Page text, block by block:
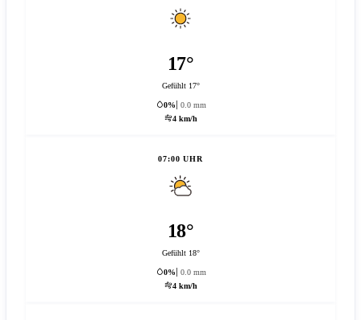
17°
Gefühlt 17°
0%
0.0 mm
4 km/h
07:00 UHR
18°
Gefühlt 18°
0%
0.0 mm
4 km/h